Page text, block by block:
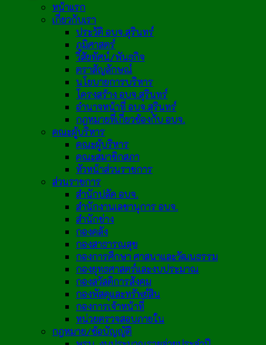
หน้าแรก
เกี่ยวกับเรา
ประวัติ อบจ.สุรินทร์
ภูมิศาสตร์
วิสัยทัศน์/พันธกิจ
ตราสัญลักษณ์
นโยบายการบริหาร
โครงสร้าง อบจ.สุรินทร์
อำนาจหน้าที่ อบจ.สุรินทร์
กฎหมายที่เกี่ยวข้องกับ อบจ.
คณะผู้บริหาร
คณะผู้บริหาร
คณะสมาชิกสภา
หัวหน้าส่วนราชการ
ส่วนราชการ
สำนักปลัด อบจ.
สำนักงานเลขานุการ อบจ.
สำนักช่าง
กองคลัง
กองสาธารณสุข
กองการศึกษา ศาสนาและวัฒนธรรม
กองยุทธศาสตร์และงบประมาณ
กองสวัสดิการสังคม
กองพัสดุและทรัพย์สิน
กองการเจ้าหน้าที่
หน่วยตรวจสอบภายใน
กฎหมาย/ข้อบัญญัติ